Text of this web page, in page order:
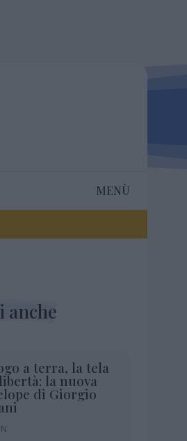
MENÙ
anche
a terra, la tela
la nuova
di Giorgio